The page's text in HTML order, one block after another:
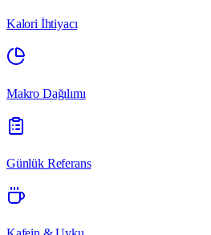
Kalori İhtiyacı
Makro Dağılımı
Günlük Referans